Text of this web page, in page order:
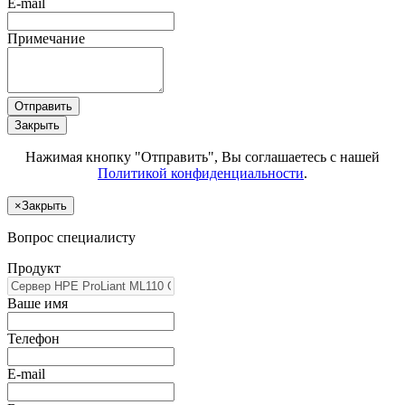
Примечание
Отправить
Закрыть
Нажимая кнопку "Отправить", Вы соглашаетесь с нашей
Политикой конфиденциальности.
×Закрыть
Вопрос специалисту
Продукт
Ваше имя
Телефон
E-mail